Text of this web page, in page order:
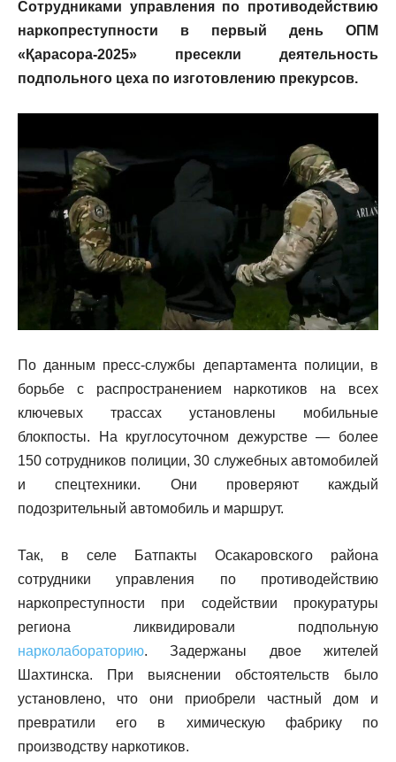
Сотрудниками управления по противодействию
наркопреступности в первый день ОПМ
«Қарасора-2025» пресекли деятельность
подпольного цеха по изготовлению прекурсов.
По данным пресс-службы департамента полиции, в
борьбе с распространением наркотиков на всех
ключевых трассах установлены мобильные
блокпосты. На круглосуточном дежурстве — более
150 сотрудников полиции, 30 служебных автомобилей
и спецтехники. Они проверяют каждый
подозрительный автомобиль и маршрут.
Так, в селе Батпакты Осакаровского района
сотрудники управления по противодействию
наркопреступности при содействии прокуратуры
региона ликвидировали подпольную
нарколабораторию. Задержаны двое жителей
Шахтинска. При выяснении обстоятельств было
установлено, что они приобрели частный дом и
превратили его в химическую фабрику по
производству наркотиков.